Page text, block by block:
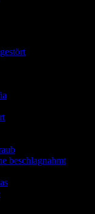
beschlagnahmt